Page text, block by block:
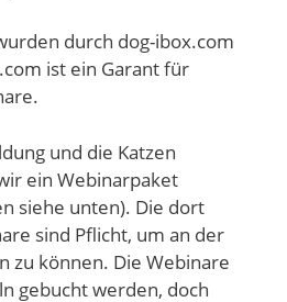
durch dog-ibox.com
ist ein Garant für
und die Katzen
ein Webinarpaket
siehe unten). Die dort
sind Pflicht, um an der
zu können. Die Webinare
gebucht werden, doch